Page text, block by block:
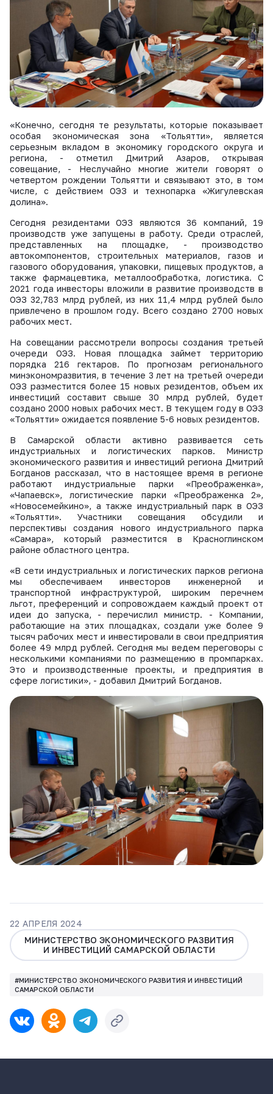
«Конечно, сегодня те результаты, которые показывает
особая экономическая зона «Тольятти», является
серьезным вкладом в экономику городского округа и
региона, - отметил Дмитрий Азаров, открывая
совещание, - Неслучайно многие жители говорят о
четвертом рождении Тольятти и связывают это, в том
числе, с действием ОЭЗ и технопарка «Жигулевская
долина».
Сегодня резидентами ОЭЗ являются 36 компаний, 19
производств уже запущены в работу. Среди отраслей,
представленных на площадке, - производство
автокомпонентов, строительных материалов, газов и
газового оборудования, упаковки, пищевых продуктов, а
также фармацевтика, металлообработка, логистика. С
2021 года инвесторы вложили в развитие производств в
ОЭЗ 32,783 млрд рублей, из них 11,4 млрд рублей было
привлечено в прошлом году. Всего создано 2700 новых
рабочих мест.
На совещании рассмотрели вопросы создания третьей
очереди ОЭЗ. Новая площадка займет территорию
порядка 216 гектаров. По прогнозам регионального
минэкономразвития, в течение 3 лет на третьей очереди
ОЭЗ разместится более 15 новых резидентов, объем их
инвестиций составит свыше 30 млрд рублей, будет
создано 2000 новых рабочих мест. В текущем году в ОЭЗ
«Тольятти» ожидается появление 5-6 новых резидентов.
В Самарской области активно развивается сеть
индустриальных и логистических парков. Министр
экономического развития и инвестиций региона Дмитрий
Богданов рассказал, что в настоящее время в регионе
работают индустриальные парки «Преображенка»,
«Чапаевск», логистические парки «Преображенка 2»,
«Новосемейкино», а также индустриальный парк в ОЭЗ
«Тольятти». Участники совещания обсудили и
перспективы создания нового индустриального парка
«Самара», который разместится в Красноглинском
районе областного центра.
«В сети индустриальных и логистических парков региона
мы обеспечиваем инвесторов инженерной и
транспортной инфраструктурой, широким перечнем
льгот, преференций и сопровождаем каждый проект от
идеи до запуска, - перечислил министр. - Компании,
работающие на этих площадках, создали уже более 9
тысяч рабочих мест и инвестировали в свои предприятия
более 49 млрд рублей. Сегодня мы ведем переговоры с
несколькими компаниями по размещению в промпарках.
Это и производственные проекты, и предприятия в
сфере логистики», - добавил Дмитрий Богданов.
МИНИСТЕРСТВО ЭКОНОМИЧЕСКОГО РАЗВИТИЯ
И ИНВЕСТИЦИЙ САМАРСКОЙ ОБЛАСТИ
22 АПРЕЛЯ 2024
#МИНИСТЕРСТВО ЭКОНОМИЧЕСКОГО РАЗВИТИЯ И ИНВЕСТИЦИЙ
САМАРСКОЙ ОБЛАСТИ
ВКонтакте